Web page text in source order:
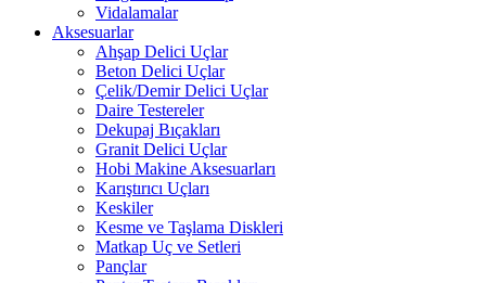
Vidalamalar
Aksesuarlar
Ahşap Delici Uçlar
Beton Delici Uçlar
Çelik/Demir Delici Uçlar
Daire Testereler
Dekupaj Bıçakları
Granit Delici Uçlar
Hobi Makine Aksesuarları
Karıştırıcı Uçları
Keskiler
Kesme ve Taşlama Diskleri
Matkap Uç ve Setleri
Pançlar